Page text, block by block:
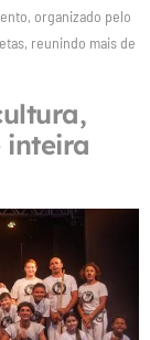
organizado pelo
reunindo mais de
inteira